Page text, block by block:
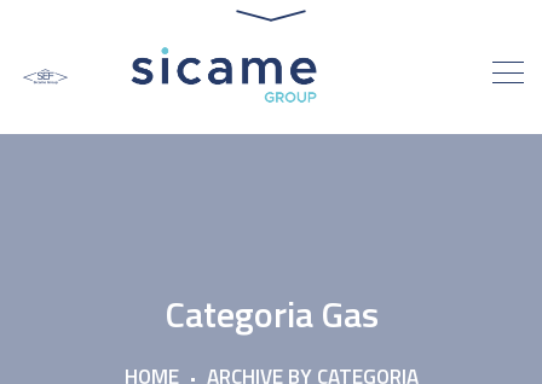
Categoria Gas
HOME
ARCHIVE BY CATEGORIA